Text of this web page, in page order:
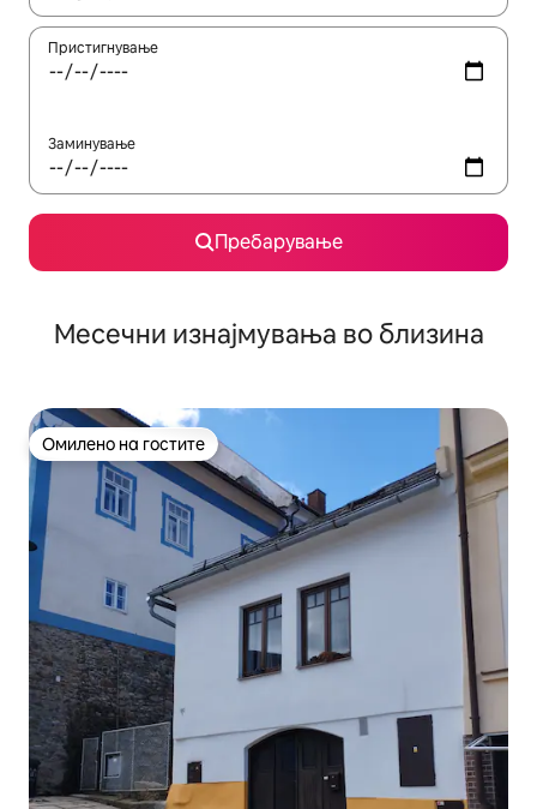
Пристигнување
Заминување
Пребарување
Месечни изнајмувања во близина
Омилено на гостите
Омилено на гостите